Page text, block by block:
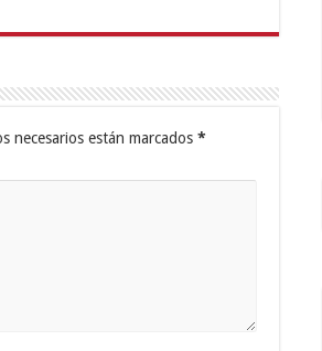
necesarios están marcados *